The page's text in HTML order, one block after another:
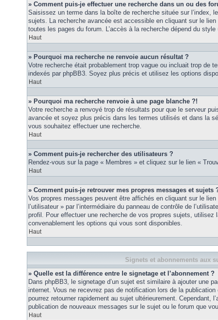
» Comment puis-je effectuer une recherche dans un ou des
Saisissez un terme dans la boîte de recherche située sur l’index,
sujets. La recherche avancée est accessible en cliquant sur le
toutes les pages du forum. L’accès à la recherche dépend du style
Haut
» Pourquoi ma recherche ne renvoie aucun résultat ?
Votre recherche était probablement trop vague ou incluait trop de
indexés par phpBB3. Soyez plus précis et utilisez les options
Haut
» Pourquoi ma recherche renvoie à une page blanche ?!
Votre recherche a renvoyé trop de résultats pour que le serveur
avancée et soyez plus précis dans les termes utilisés et dans la
vous souhaitez effectuer une recherche.
Haut
» Comment puis-je rechercher des utilisateurs ?
Rendez-vous sur la page « Membres » et cliquez sur le lien «
Haut
» Comment puis-je retrouver mes propres messages et sujets
Vos propres messages peuvent être affichés en cliquant sur le
l’utilisateur » par l’intermédiaire du panneau de contrôle de
profil. Pour effectuer une recherche de vos propres sujets, utilisez
convenablement les options qui vous sont disponibles.
Haut
Signets et abonnements aux
» Quelle est la différence entre le signetage et l’abonnement ?
Dans phpBB3, le signetage d’un sujet est similaire à ajouter une
internet. Vous ne recevrez pas de notification lors de la publication
pourrez retourner rapidement au sujet ultérieurement. Cependant,
publication de nouveaux messages sur le sujet ou le forum que
Haut